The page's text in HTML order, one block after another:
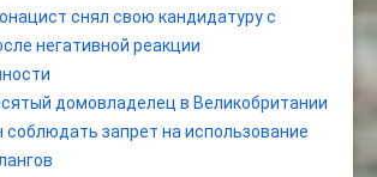
снял свою кандидатуру с
негативной реакции
домовладелец в Великобритании
соблюдать запрет на использование